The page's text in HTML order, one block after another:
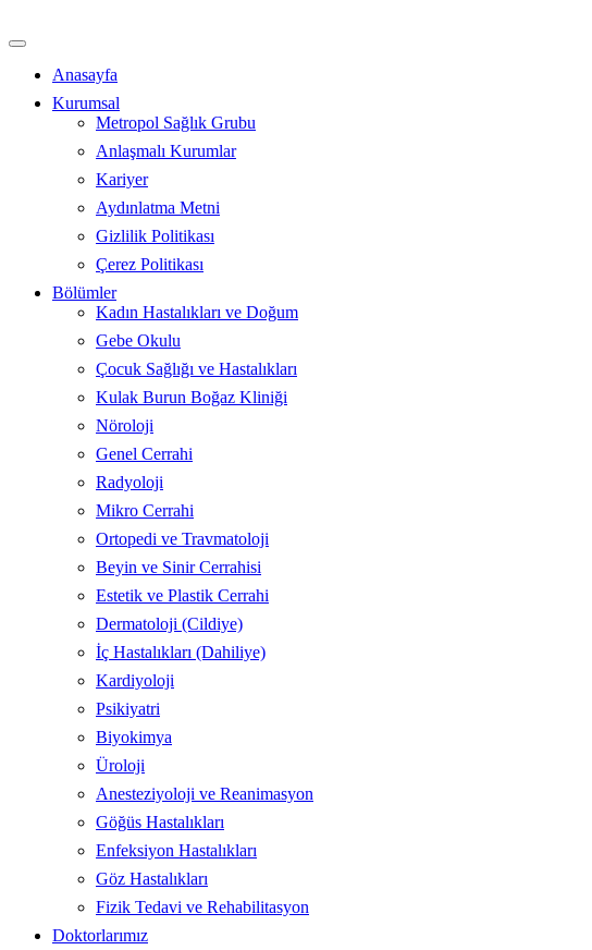
atla
Anasayfa
Kurumsal
Metropol Sağlık Grubu
Anlaşmalı Kurumlar
Kariyer
Aydınlatma Metni
Gizlilik Politikası
Çerez Politikası
Bölümler
Kadın Hastalıkları ve Doğum
Gebe Okulu
Çocuk Sağlığı ve Hastalıkları
Kulak Burun Boğaz Kliniği
Nöroloji
Genel Cerrahi
Radyoloji
Mikro Cerrahi
Ortopedi ve Travmatoloji
Beyin ve Sinir Cerrahisi
Estetik ve Plastik Cerrahi
Dermatoloji (Cildiye)
İç Hastalıkları (Dahiliye)
Kardiyoloji
Psikiyatri
Biyokimya
Üroloji
Anesteziyoloji ve Reanimasyon
Göğüs Hastalıkları
Enfeksiyon Hastalıkları
Göz Hastalıkları
Fizik Tedavi ve Rehabilitasyon
Doktorlarımız